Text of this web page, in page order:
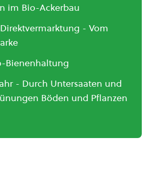
im Bio-Ackerbau
- Vom
Bienenhaltung
- Durch Untersaaten und
Böden und Pflanzen